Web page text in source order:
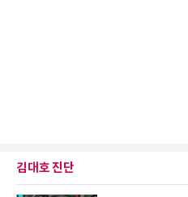
김대호 진단